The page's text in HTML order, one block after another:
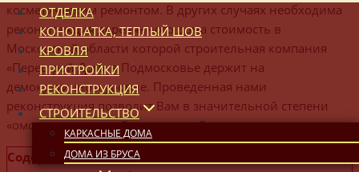
ОТДЕЛКА
КОНОПАТКА, ТЕПЛЫЙ ШОВ
КРОВЛЯ
ПРИСТРОЙКИ
РЕКОНСТРУКЦИЯ
СТРОИТЕЛЬСТВО
КАРКАСНЫЕ ДОМА
ДОМА ИЗ БРУСА
косметическим ремонтом. В других случаях необходима
реконструкция деревянного дома стоимость в
Московской области которой строительная компания
«Перестрой Дом» в Подмосковье держит на
демократичном уровне. Проведенная нами
реконструкция позволит Вам в значительной степени
«омолодить»старый деревянный дом.
Содержание скрыть